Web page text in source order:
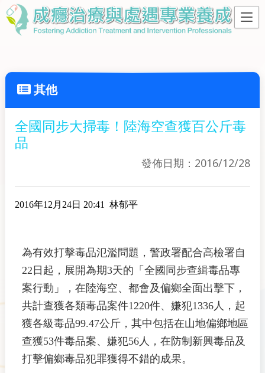
其他
全國同步大掃毒！陸海空查獲百公斤毒
品
發佈日期：2016/12/28
2016年12月24日 20:41 林郁平
為有效打擊毒品氾濫問題，警政署配合高檢署自
22日起，展開為期3天的「全國同步查緝毒品專
案行動」，在陸海空、都會及偏鄉全面出擊下，
共計查獲各類毒品案件1220件、嫌犯1336人，起
獲各級毒品99.47公斤，其中包括在山地偏鄉地區
查獲53件毒品案、嫌犯56人，在防制新興毒品及
打擊偏鄉毒品犯罪獲得不錯的成果。